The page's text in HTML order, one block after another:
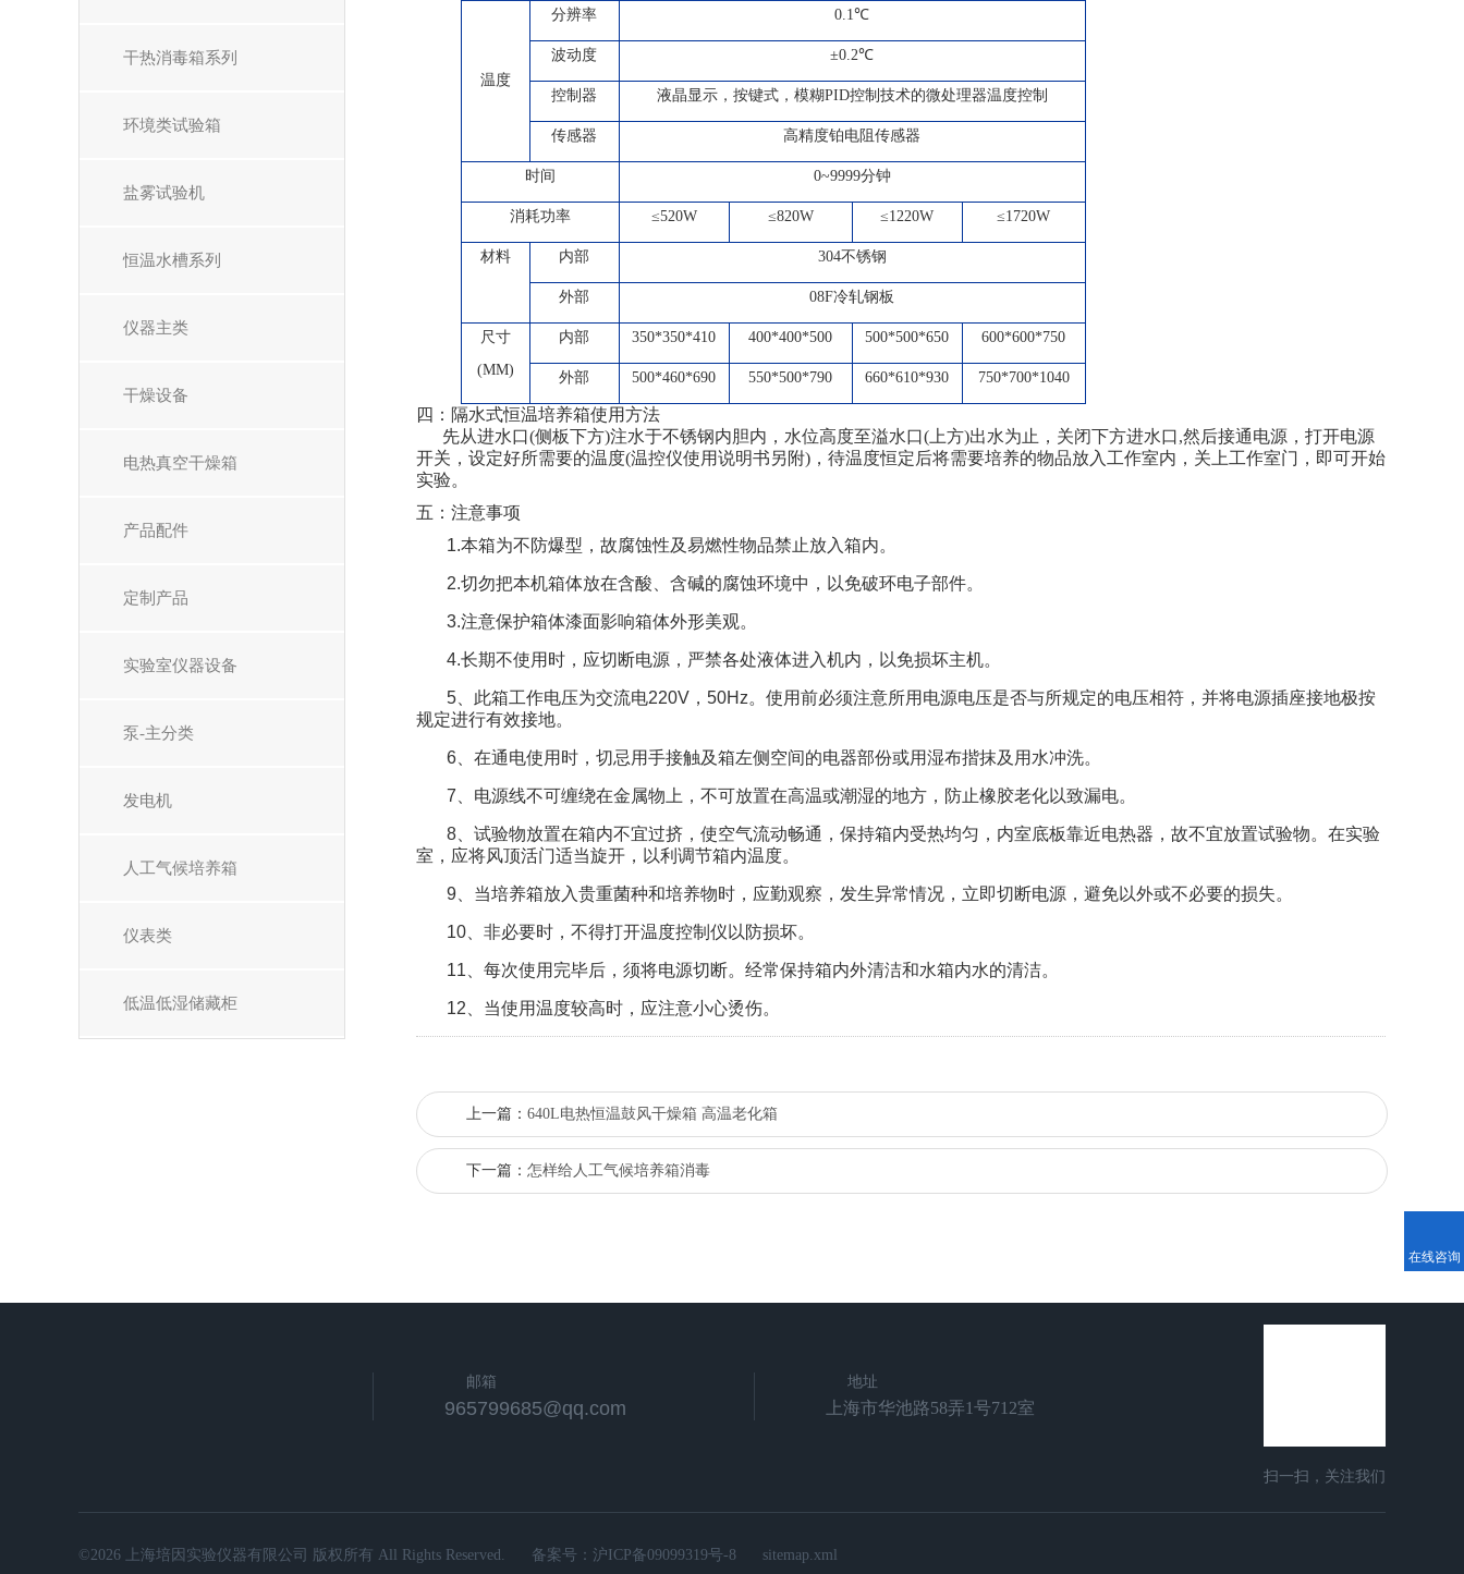
温度
分辨率 0.1℃
波动度 ±0.2℃
控制器 液晶显示，按键式，模糊PID控制技术的微处理器温度控制
传感器 高精度铂电阻传感器
时间 0~9999分钟
消耗功率 ≤520W ≤820W ≤1220W ≤1720W
材料 内部 304不锈钢
外部 08F冷轧钢板
尺寸
(MM)
内部 350*350*410 400*400*500 500*500*650 600*600*750
外部 500*460*690 550*500*790 660*610*930 750*700*1040
四：隔水式恒温培养箱使用方法
先从进水口(侧板下方)注水于不锈钢内胆内，水位高度至溢水口(上方)出水为止，关闭下方进水口,然后接通电源，打开电源
开关，设定好所需要的温度(温控仪使用说明书另附)，待温度恒定后将需要培养的物品放入工作室内，关上工作室门，即可开始
实验。
五：注意事项
1.本箱为不防爆型，故腐蚀性及易燃性物品禁止放入箱内。
2.切勿把本机箱体放在含酸、含碱的腐蚀环境中，以免破环电子部件。
3.注意保护箱体漆面影响箱体外形美观。
4.长期不使用时，应切断电源，严禁各处液体进入机内，以免损坏主机。
5、此箱工作电压为交流电220V，50Hz。使用前必须注意所用电源电压是否与所规定的电压相符，并将电源插座接地极按
规定进行有效接地。
6、在通电使用时，切忌用手接触及箱左侧空间的电器部份或用湿布揩抹及用水冲洗。
7、电源线不可缠绕在金属物上，不可放置在高温或潮湿的地方，防止橡胶老化以致漏电。
8、试验物放置在箱内不宜过挤，使空气流动畅通，保持箱内受热均匀，内室底板靠近电热器，故不宜放置试验物。在实验
室，应将风顶活门适当旋开，以利调节箱内温度。
9、当培养箱放入贵重菌种和培养物时，应勤观察，发生异常情况，立即切断电源，避免以外或不必要的损失。
10、非必要时，不得打开温度控制仪以防损坏。
11、每次使用完毕后，须将电源切断。经常保持箱内外清洁和水箱内水的清洁。
12、当使用温度较高时，应注意小心烫伤。
上一篇： 640L电热恒温鼓风干燥箱 高温老化箱
下一篇： 怎样给人工气候培养箱消毒
干热消毒箱系列
环境类试验箱
盐雾试验机
恒温水槽系列
仪器主类
干燥设备
电热真空干燥箱
产品配件
定制产品
实验室仪器设备
泵-主分类
发电机
人工气候培养箱
仪表类
低温低湿储藏柜
邮箱
965799685@qq.com
地址
上海市华池路58弄1号712室
扫一扫，关注我们
©2026 上海培因实验仪器有限公司 版权所有 All Rights Reserved. 备案号： 沪ICP备09099319号-8 sitemap.xml
在线咨询